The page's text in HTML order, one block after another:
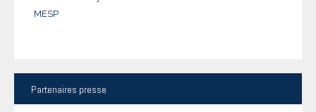
MESP
Partenaires presse